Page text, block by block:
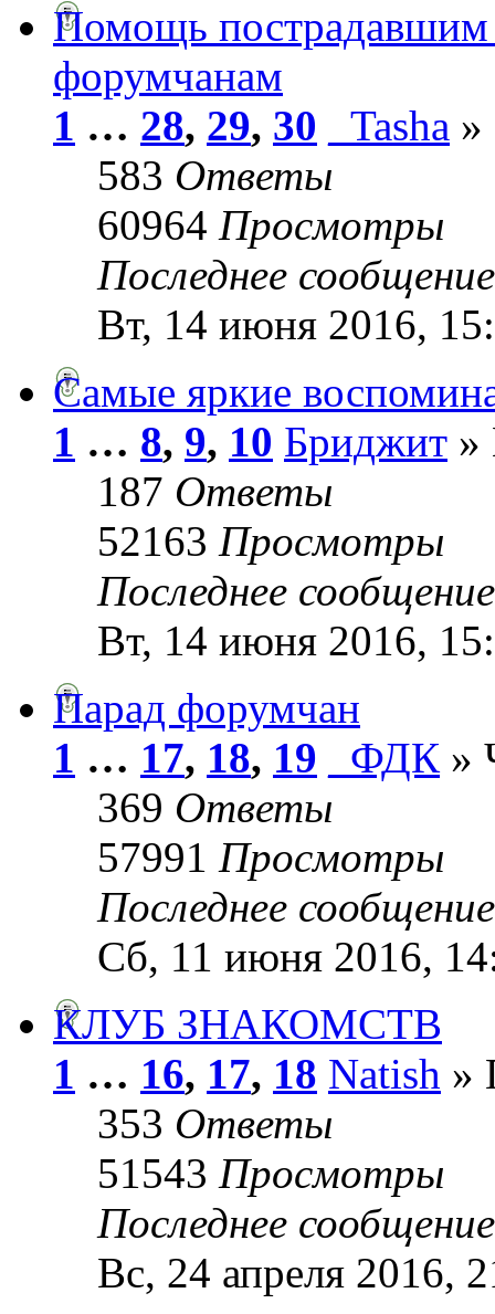
Помощь пострадавшим
форумчанам
1 … 28, 29, 30 _Tasha »
583 Ответы
60964 Просмотры
Последнее
Вт, 14 июня 2016,
Самые яркие
1 … 8, 9, 10 Бриджит »
187 Ответы
52163 Просмотры
Последнее
Вт, 14 июня 2016,
Парад форумчан
1 … 17, 18, 19 _ФДК »
369 Ответы
57991 Просмотры
Последнее
Сб, 11 июня 2016,
КЛУБ ЗНАКОМСТВ
1 … 16, 17, 18 Natish »
353 Ответы
51543 Просмотры
Последнее
Вс, 24 апреля 2016,